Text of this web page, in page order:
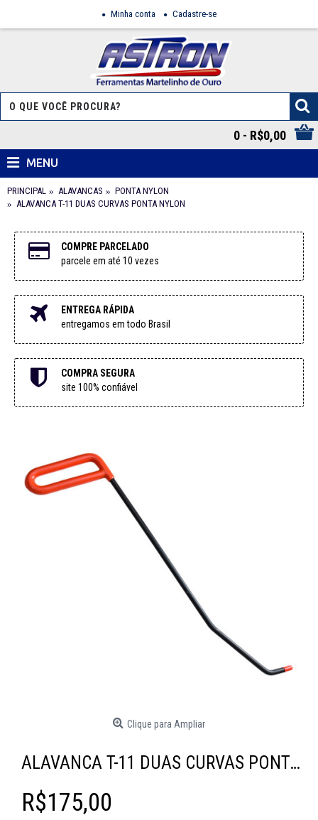
Minha conta Cadastre-se
0 - R$0,00
MENU
PRINCIPAL ALAVANCAS
PONTA NYLON
ALAVANCA T-11 DUAS CURVAS PONTA NYLON
COMPRE PARCELADO
parcele em até 10 vezes
ENTREGA RÁPIDA
entregamos em todo Brasil
COMPRA SEGURA
site 100% confiável
Clique para Ampliar
ALAVANCA T-11 DUAS CURVAS PONTA NYLON
R$175,00